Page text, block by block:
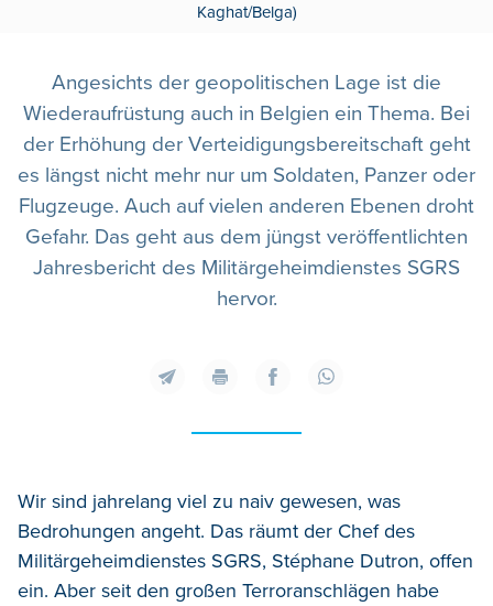
Kaghat/Belga)
Angesichts der geopolitischen Lage ist die
Wiederaufrüstung auch in Belgien ein Thema. Bei
der Erhöhung der Verteidigungsbereitschaft geht
es längst nicht mehr nur um Soldaten, Panzer oder
Flugzeuge. Auch auf vielen anderen Ebenen droht
Gefahr. Das geht aus dem jüngst veröffentlichten
Jahresbericht des Militärgeheimdienstes SGRS
hervor.
Wir sind jahrelang viel zu naiv gewesen, was
Bedrohungen angeht. Das räumt der Chef des
Militärgeheimdienstes SGRS, Stéphane Dutron, offen
ein. Aber seit den großen Terroranschlägen habe